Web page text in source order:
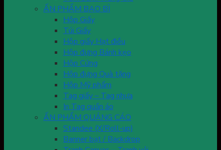
ẤN PHẨM BAO BÌ
Hộp Giấy
Túi Giấy
Hộp giấy Hạt điều
Hộp đựng Bánh kẹo
Hộp Cứng
Hộp đựng Quà tặng
Hộp Mỹ phẩm
Tag giấy – Tag nhựa
In Tag quần áo
ẤN PHẨM QUẢNG CÁO
Standee (X/Roll-up)
Banner bạt / Backdrop